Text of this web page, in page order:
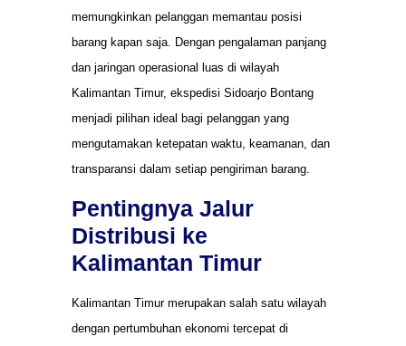
memungkinkan pelanggan memantau posisi
barang kapan saja. Dengan pengalaman panjang
dan jaringan operasional luas di wilayah
Kalimantan Timur, ekspedisi Sidoarjo Bontang
menjadi pilihan ideal bagi pelanggan yang
mengutamakan ketepatan waktu, keamanan, dan
transparansi dalam setiap pengiriman barang.
Pentingnya Jalur
Distribusi ke
Kalimantan Timur
Kalimantan Timur merupakan salah satu wilayah
dengan pertumbuhan ekonomi tercepat di